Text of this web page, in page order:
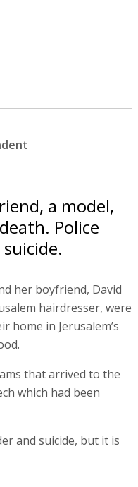
a model,
Police
her boyfriend, David
hairdresser, were
home in Jerusalem’s
that arrived to the
which had been
and suicide, but it is